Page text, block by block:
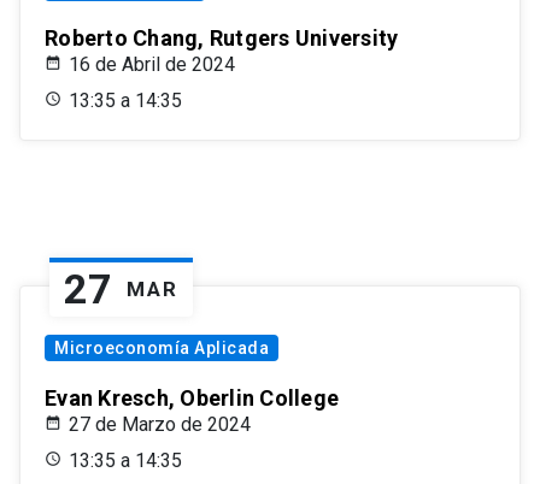
Roberto Chang, Rutgers University
16 de Abril de 2024
13:35 a 14:35
27 MAR
Microeconomía Aplicada
Evan Kresch, Oberlin College
27 de Marzo de 2024
13:35 a 14:35